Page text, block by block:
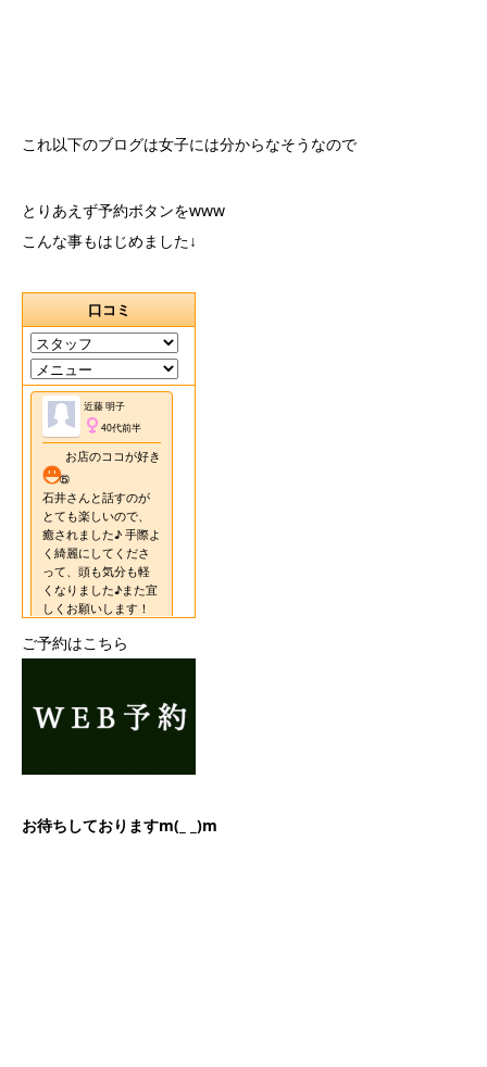
これ以下のブログは女子には分からなそうなので
とりあえず予約ボタンをwww
こんな事もはじめました↓
ご予約はこちら
お待ちしておりますm(_ _)m